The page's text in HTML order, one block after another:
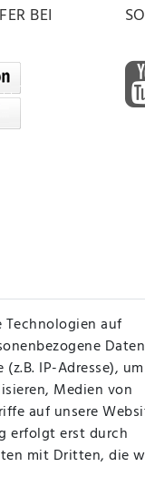
BEI
auf
Daten
IP-Adresse), um
Medien von
auf unsere
erfolgt erst durch
mit Dritten, die